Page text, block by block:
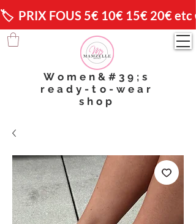
🏷️  PRIX FOUS 5€ 10€ 15€ 20€ etc
Women&#39;s
ready-to-wear
shop